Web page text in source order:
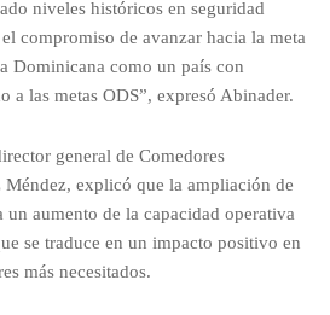
niveles históricos en seguridad
compromiso de avanzar hacia la meta
Dominicana como un país con
a las metas ODS”, expresó Abinader.
general de Comedores
explicó que la ampliación de
un aumento de la capacidad operativa
se traduce en un impacto positivo en
más necesitados.